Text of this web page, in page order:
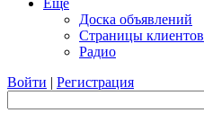
Еще
Доска объявлений
Страницы клиентов
Радио
Войти | Регистрация